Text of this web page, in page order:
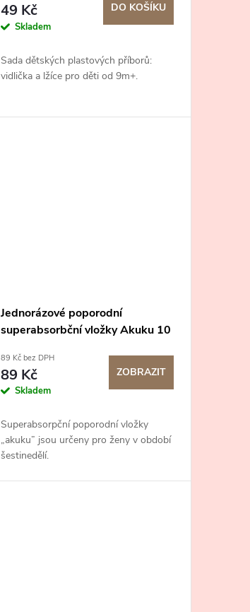
49 Kč
Skladem
DO KOŠÍKU
Sada dětských plastových příborů:
vidlička a lžíce pro děti od 9m+.
Jednorázové poporodní
superabsorbční vložky Akuku 10
89 Kč bez DPH
89 Kč
Skladem
ZOBRAZIT
Superabsorpční poporodní vložky
„akuku” jsou určeny pro ženy v období
šestinedělí.